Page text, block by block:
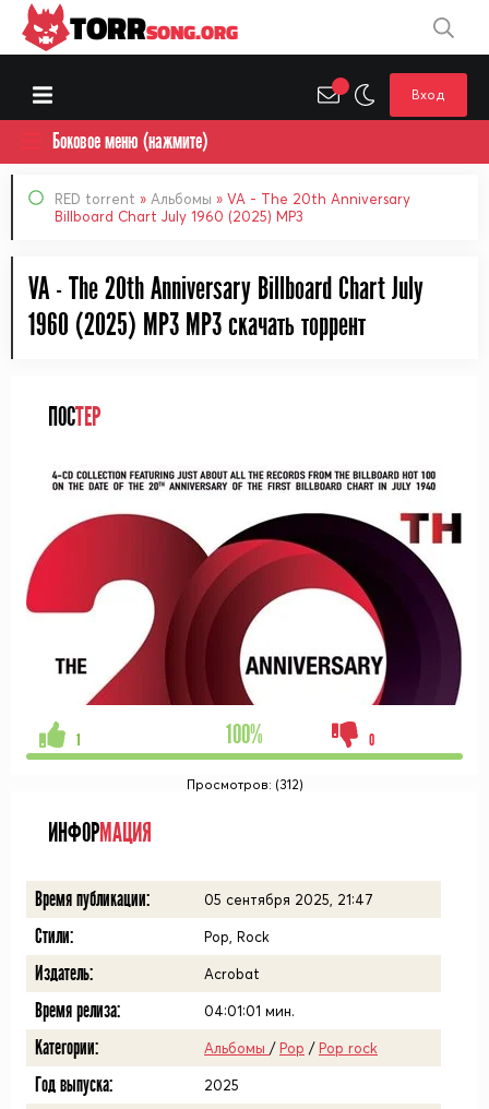
Боковое меню (нажмите)
RED torrent » Альбомы » VA - The 20th Anniversary
Billboard Chart July 1960 (2025) MP3
VA - The 20th Anniversary Billboard Chart July
1960 (2025) MP3 MP3 cкачать торрент
ПОСТЕР
1 100% 0
Просмотров: (312)
ИНФОРМАЦИЯ
Время публикации: 05 сентября 2025, 21:47
Стили: Pop, Rock
Издатель: Acrobat
Время релиза: 04:01:01 мин.
Категории: Альбомы /Pop /Pop rock
Год выпуска: 2025
TORRSONG.ORG
Вход